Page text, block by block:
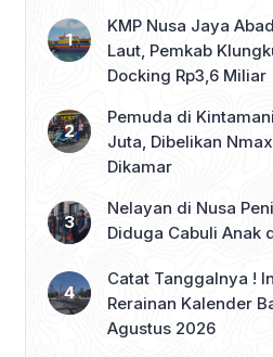
KMP Nusa Jaya
Laut, Pemkab
Docking Rp3,6 Miliar
Pemuda di
Juta, Dibelikan
Dikamar
Nelayan di Nusa
Diduga Cabuli Anak
Catat Tanggalnya !
Rerainan Kalender
Agustus 2026